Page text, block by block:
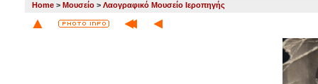
Home > Μουσείο > Λαογραφικό Μουσείο Ιεροπηγής